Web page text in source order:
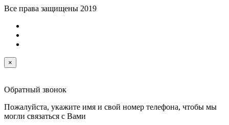
Все права защищены 2019
×
Обратный звонок
Пожалуйста, укажите имя и свой номер телефона, чтобы мы
могли связаться с Вами